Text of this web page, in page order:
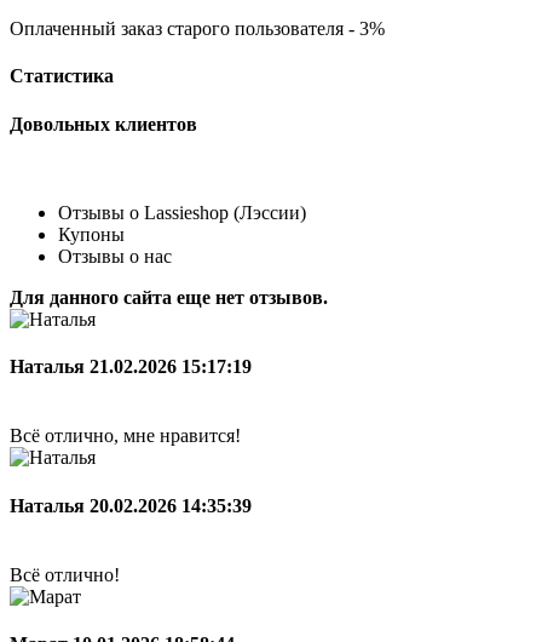
Оплаченный заказ старого пользователя - 3%
Статистика
Довольных клиентов
Отзывы о Lassieshop (Лэссии)
Купоны
Отзывы о нас
Для данного сайта еще нет отзывов.
Наталья 21.02.2026 15:17:19
Всё отлично, мне нравится!
Наталья 20.02.2026 14:35:39
Всё отлично!